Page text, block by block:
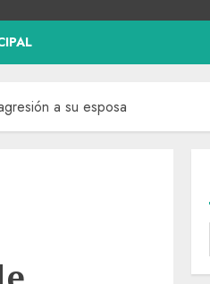
a su esposa